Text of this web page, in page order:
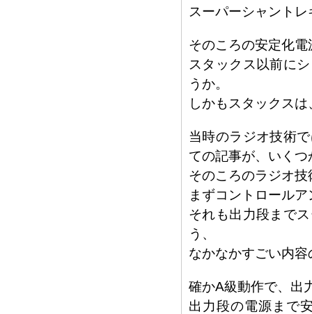
スーパーシャント
そのころの安定化
スタックス以前に
うか。
しかもスタックス
当時のラジオ技術
ての記事が、いくつ
そのころのラジオ
まずコントロール
それも出力段まで
う、
なかなかすごい内
確かA級動作で、出
出力段の電源まで